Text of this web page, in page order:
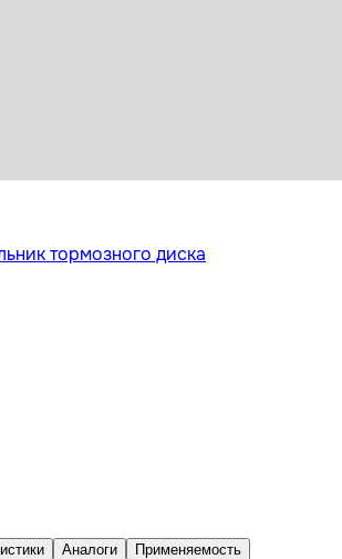
тормозного диска
Аналоги Применяемость